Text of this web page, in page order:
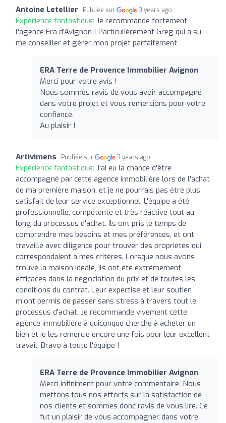
Antoine Letellier Publiée sur 3 years ago
Expérience fantastique: Je recommande fortement
l'agence Era d'Avignon ! Particulièrement Greg qui a su
me conseiller et gérer mon projet parfaitement
ERA Terre de Provence Immobilier Avignon
Merci pour votre avis !
Nous sommes ravis de vous avoir accompagné
dans votre projet et vous remercions pour votre
confiance.
Au plaisir !
Artivimens Publiée sur 3 years ago
Expérience fantastique: J'ai eu la chance d'être
accompagné par cette agence immobilière lors de l'achat
de ma première maison, et je ne pourrais pas être plus
satisfait de leur service exceptionnel. L'équipe a été
professionnelle, compétente et très réactive tout au
long du processus d'achat. Ils ont pris le temps de
comprendre mes besoins et mes préférences, et ont
travaillé avec diligence pour trouver des propriétés qui
correspondaient à mes critères. Lorsque nous avons
trouvé la maison idéale, ils ont été extrêmement
efficaces dans la négociation du prix et de toutes les
conditions du contrat. Leur expertise et leur soutien
m'ont permis de passer sans stress à travers tout le
processus d'achat. Je recommande vivement cette
agence immobilière à quiconque cherche à acheter un
bien et je les remercie encore une fois pour leur excellent
travail. Bravo à toute l'équipe !
ERA Terre de Provence Immobilier Avignon
Merci infiniment pour votre commentaire. Nous
mettons tous nos efforts sur la satisfaction de
nos clients et sommes donc ravis de vous lire. Ce
fut un plaisir de vous accompagner dans votre